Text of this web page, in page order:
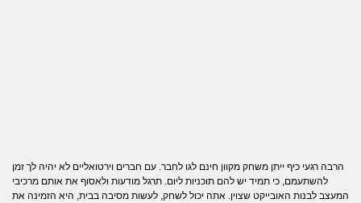
הרבה רגעי כיף ייתן משחק מקוון חינם לגו לחבר. עם חברים וירטואליים לא יהיה לך זמן
להשתעמם, כי תמיד יש להם תוכניות ליום. תרגל מודעות ולאסוף את אותם מרכיבי
המעצב לבנות האובייקט שצוין. אתה יכול לשחק, לעשות מסיבה בבית, היא הזמינה את